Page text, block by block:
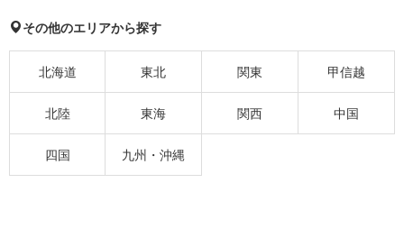
その他のエリアから探す
北海道 東北 関東 甲信越
北陸 東海 関西 中国
四国 九州・沖縄